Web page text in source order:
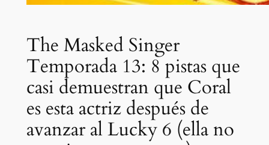
The Masked Singer
Temporada 13: 8 pistas que
casi demuestran que Coral
es esta actriz después de
avanzar al Lucky 6 (ella no